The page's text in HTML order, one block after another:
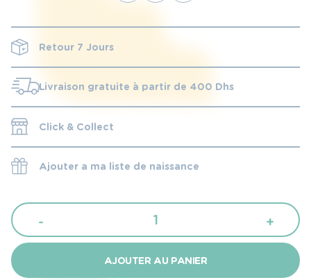
Retour 7 Jours
Livraison gratuite à partir de 400 Dhs
Click & Collect
Ajouter a ma liste de naissance
-
quantité
de
Uriage
Soin
+
AJOUTER AU PANIER